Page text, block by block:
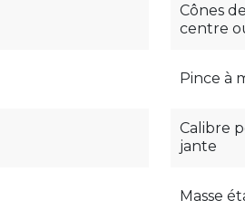
Cônes
centre
Pince à
Calibre
jante
Masse